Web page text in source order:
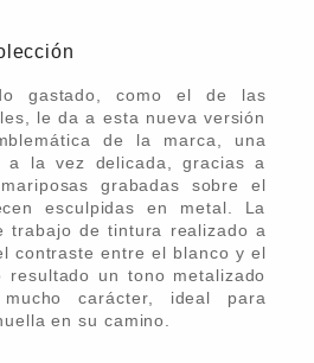
gastado, como el de las
le da a esta nueva versión
de la marca, una
a la vez delicada, gracias a
grabadas sobre el
esculpidas en metal. La
trabajo de tintura realizado a
contraste entre el blanco y el
resultado un tono metalizado
carácter, ideal para
en su camino.